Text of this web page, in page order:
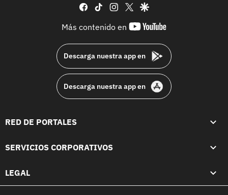
facebook
tiktok instagram
twittergoogle
Más contenido en
youtube-
Descarga nuestra app en
Descarga nuestra app en
RED DE PORTALES
SERVICIOS CORPORATIVOS
LEGAL